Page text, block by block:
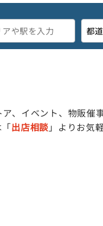
、イベント、物販催
出店相談 」よりお気